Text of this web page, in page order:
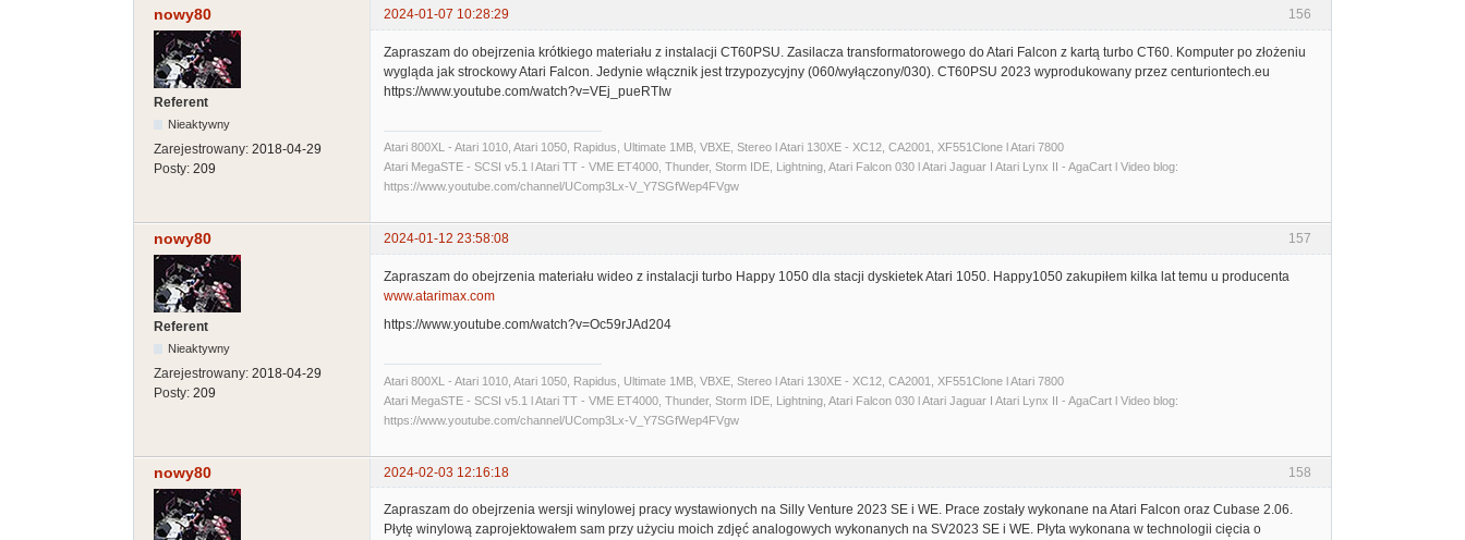
156
nowy80 2024-01-07 10:28:29
Referent
Nieaktywny
Zarejestrowany: 2018-04-29
Posty: 209
Zapraszam do obejrzenia krótkiego materiału z instalacji CT60PSU. Zasilacza transformatorowego do Atari Falcon z kartą turbo CT60. Komputer po złożeniu
wygląda jak strockowy Atari Falcon. Jedynie włącznik jest trzypozycyjny (060/wyłączony/030). CT60PSU 2023 wyprodukowany przez centuriontech.eu
https://www.youtube.com/watch?v=VEj_pueRTIw
Atari 800XL - Atari 1010, Atari 1050, Rapidus, Ultimate 1MB, VBXE, Stereo l Atari 130XE - XC12, CA2001, XF551Clone l Atari 7800
Atari MegaSTE - SCSI v5.1 l Atari TT - VME ET4000, Thunder, Storm IDE, Lightning, Atari Falcon 030 l Atari Jaguar I Atari Lynx II - AgaCart l Video blog:
https://www.youtube.com/channel/UComp3Lx-V_Y7SGfWep4FVgw
157
nowy80 2024-01-12 23:58:08
Referent
Nieaktywny
Zarejestrowany: 2018-04-29
Posty: 209
Zapraszam do obejrzenia materiału wideo z instalacji turbo Happy 1050 dla stacji dyskietek Atari 1050. Happy1050 zakupiłem kilka lat temu u producenta
www.atarimax.com
https://www.youtube.com/watch?v=Oc59rJAd204
Atari 800XL - Atari 1010, Atari 1050, Rapidus, Ultimate 1MB, VBXE, Stereo l Atari 130XE - XC12, CA2001, XF551Clone l Atari 7800
Atari MegaSTE - SCSI v5.1 l Atari TT - VME ET4000, Thunder, Storm IDE, Lightning, Atari Falcon 030 l Atari Jaguar I Atari Lynx II - AgaCart l Video blog:
https://www.youtube.com/channel/UComp3Lx-V_Y7SGfWep4FVgw
158
nowy80 2024-02-03 12:16:18
Zapraszam do obejrzenia wersji winylowej pracy wystawionych na Silly Venture 2023 SE i WE. Prace zostały wykonane na Atari Falcon oraz Cubase 2.06.
Płytę winylową zaprojektowałem sam przy użyciu moich zdjęć analogowych wykonanych na SV2023 SE i WE. Płyta wykonana w technologii cięcia o